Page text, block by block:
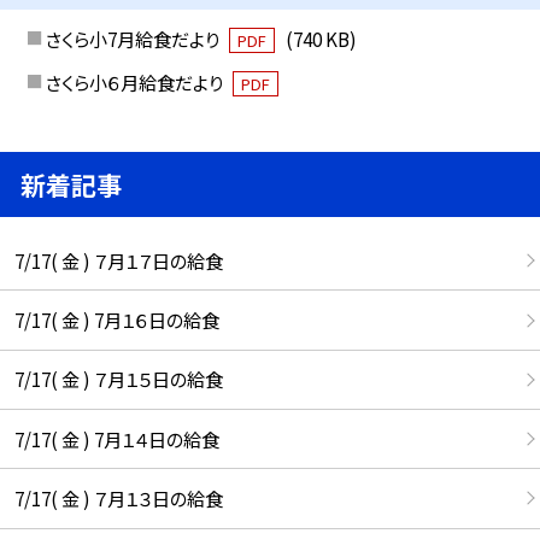
さくら小7月給食だより PDF
(740 KB)
さくら小６月給食だより
PDF
新着記事
7/17( 金 ) ７月１７日の給食
7/17( 金 ) 7月１６日の給食
7/17( 金 ) ７月１５日の給食
7/17( 金 ) 7月１４日の給食
7/17( 金 ) ７月１３日の給食